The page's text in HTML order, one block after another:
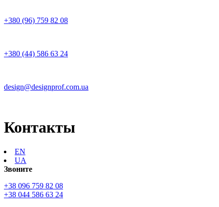
+380 (96) 759 82 08
+380 (44) 586 63 24
design@designprof.com.ua
Контакты
EN
UA
Звоните
+38 096 759 82 08
+38 044 586 63 24